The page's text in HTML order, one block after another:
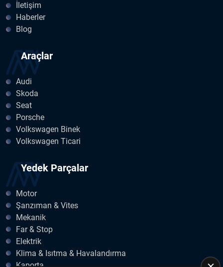
İletişim
Haberler
Blog
Araçlar
Audi
Skoda
Seat
Porsche
Volkswagen Binek
Volkswagen Ticari
Yedek Parçalar
Motor
Şanzıman & Vites
Mekanik
Far & Stop
Elektrik
Klima & Isıtma & Havalandırma
Kaporta